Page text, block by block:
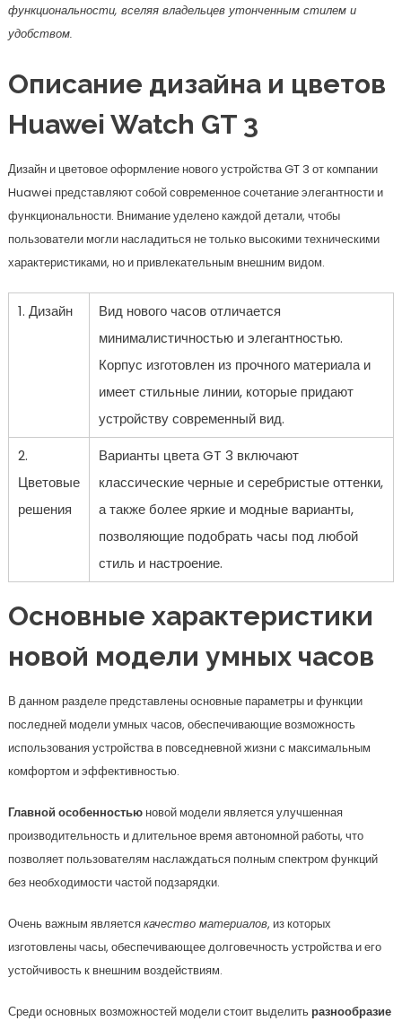
функциональности, вселяя владельцев утонченным стилем и
удобством.
Описание дизайна и цветов
Huawei Watch GT 3
Дизайн и цветовое оформление нового устройства GT 3 от компании
Huawei представляют собой современное сочетание элегантности и
функциональности. Внимание уделено каждой детали, чтобы
пользователи могли насладиться не только высокими техническими
характеристиками, но и привлекательным внешним видом.
1. Дизайн
Вид нового часов отличается
минималистичностью и элегантностью.
Корпус изготовлен из прочного материала и
имеет стильные линии, которые придают
устройству современный вид.
2.
Цветовые
решения
Варианты цвета GT 3 включают
классические черные и серебристые оттенки,
а также более яркие и модные варианты,
позволяющие подобрать часы под любой
стиль и настроение.
Основные характеристики
новой модели умных часов
В данном разделе представлены основные параметры и функции
последней модели умных часов, обеспечивающие возможность
использования устройства в повседневной жизни с максимальным
комфортом и эффективностью.
Главной особенностьюновой модели является улучшенная
производительность и длительное время автономной работы, что
позволяет пользователям наслаждаться полным спектром функций
без необходимости частой подзарядки.
Очень важным являетсякачество материалов, из которых
изготовлены часы, обеспечивающее долговечность устройства и его
устойчивость к внешним воздействиям.
Среди основных возможностей модели стоит выделить разнообразие